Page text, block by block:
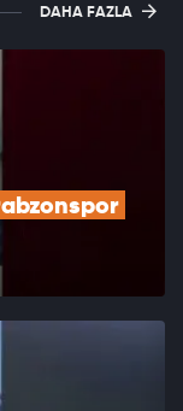
DAHA FAZLA